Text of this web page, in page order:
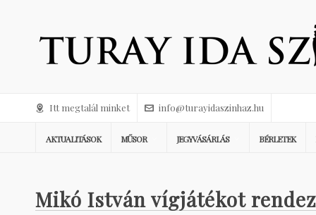
Itt megtalál minket info@turayidaszinhaz.hu
AKTUALITÁSOK MŰSOR JEGYVÁSÁRLÁS BÉRLETEK
Mikó István vígjátékot